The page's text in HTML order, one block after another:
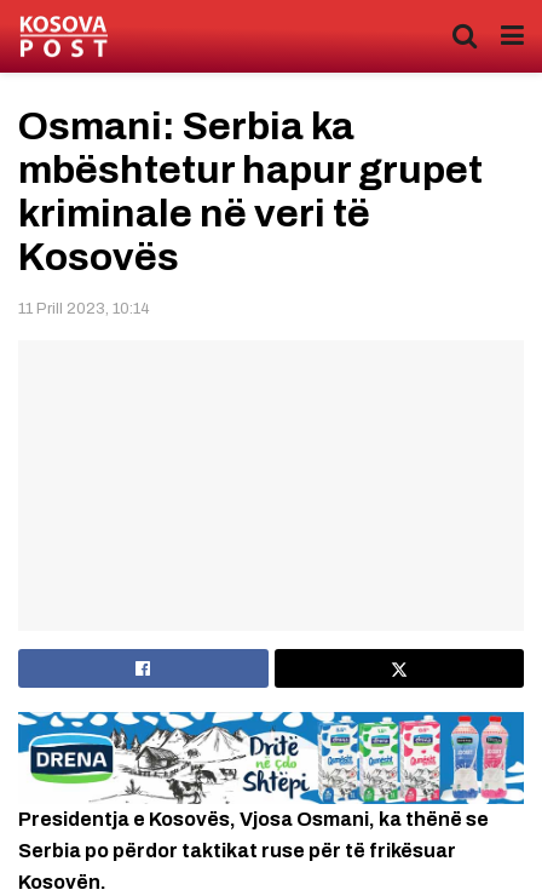
Osmani: Serbia ka
mbështetur hapur grupet
kriminale në veri të
Kosovës
11 Prill 2023, 10:14
Presidentja e Kosovës, Vjosa Osmani, ka thënë se
Serbia po përdor taktikat ruse për të frikësuar
Kosovën.